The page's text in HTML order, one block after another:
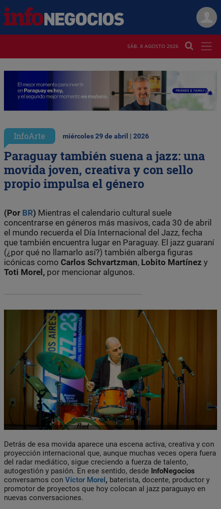
SÁB. 8 AGOSTO 2026
InfoArte miércoles 29 de abril | 2026
Paraguay también suena a jazz: una
movida joven, creativa y con sello
propio impulsa el género
(Por BR) Mientras el calendario cultural suele
concentrarse en géneros más masivos, cada 30 de abril
el mundo recuerda el Día Internacional del Jazz, fecha
que también encuentra lugar en Paraguay. El jazz guaraní
(¿por qué no llamarlo así?) también alberga figuras
icónicas como Carlos Schvartzman, Lobito Martínez y
Toti Morel, por mencionar algunos.
Detrás de esa movida aparece una escena activa, creativa y con
proyección internacional que, aunque muchas veces opera fuera
del radar mediático, sigue creciendo a fuerza de talento,
autogestión y pasión. En ese sentido, desde InfoNegocios
conversamos con Víctor Morel, baterista, docente, productor y
promotor de proyectos que hoy colocan al jazz paraguayo en
nuevas conversaciones.